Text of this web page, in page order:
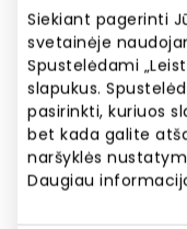
Siekiant pagerinti
svetainėje
Spustelėdami
slapukus.
pasirinkti, kuriuos
bet kada galite
naršyklės
Daugiau
Darbo laikas
I-VII 08:00 –